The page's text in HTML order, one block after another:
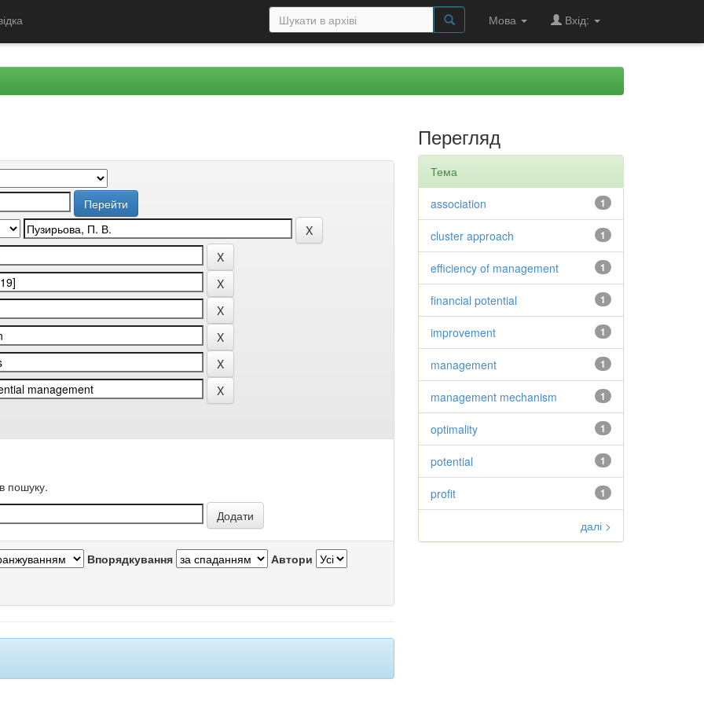
Мова Вхід:
пошуку.
Впорядкування Автори
Перегляд
Тема
1
association
1
cluster approach
1
efficiency of management
1
financial potential
1
improvement
1
management
1
management mechanism
1
optimality
1
potential
1
profit
далі >